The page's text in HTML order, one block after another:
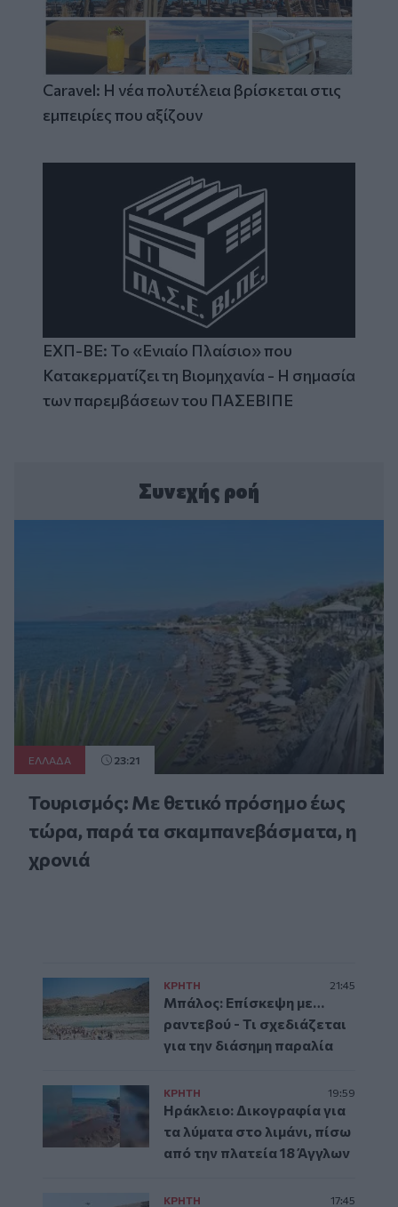
Caravel: Η νέα πολυτέλεια βρίσκεται στις
εμπειρίες που αξίζουν
ΕΧΠ-ΒΕ: Το «Ενιαίο Πλαίσιο» που
Κατακερματίζει τη Βιομηχανία - Η σημασία
των παρεμβάσεων του ΠΑΣΕΒΙΠΕ
Συνεχής ροή
ΕΛΛAΔΑ 23:21
Τουρισμός: Με θετικό πρόσημο έως
τώρα, παρά τα σκαμπανεβάσματα, η
χρονιά
ΚΡΗΤΗ 21:45
Μπάλος: Επίσκεψη με…
ραντεβού - Τι σχεδιάζεται
για την διάσημη παραλία
ΚΡΗΤΗ 19:59
Ηράκλειο: Δικογραφία για
τα λύματα στο λιμάνι, πίσω
από την πλατεία 18 Άγγλων
ΚΡΗΤΗ 17:45